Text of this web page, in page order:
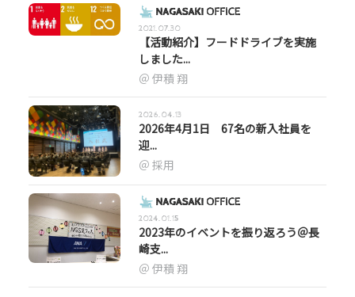
2021.07.30
【活動紹介】フードドライブを実施
しました...
伊積 翔
2026.04.13
2026年4月1日 67名の新入社員を
迎...
採用
2024.01.15
2023年のイベントを振り返ろう＠長
崎支...
伊積 翔